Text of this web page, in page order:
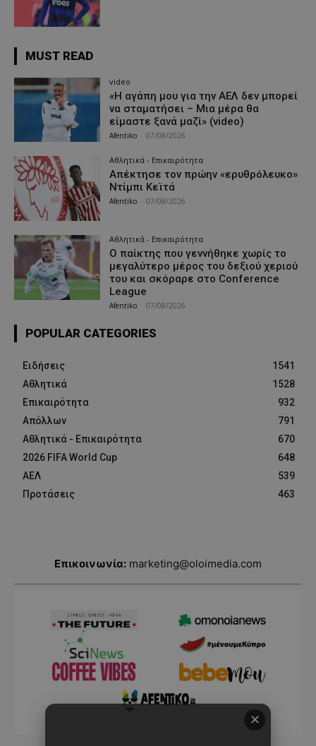
MUST READ
video
«Η αγάπη μου για την ΑΕΛ δεν μπορεί
να σταματήσει – Μια μέρα θα
είμαστε ξανά μαζί» (video)
Afentiko 07/08/2026
Αθλητικά - Επικαιρότητα
Απέκτησε τον πρώην «ερυθρόλευκο»
Ντίμπι Κεϊτά
Afentiko 07/08/2026
Αθλητικά - Επικαιρότητα
Ο παίκτης που γεννήθηκε χωρίς το
μεγαλύτερο μέρος του δεξιού χεριού
του και σκόραρε στο Conference
League
Afentiko 07/08/2026
POPULAR CATEGORIES
Ειδήσεις
1541
Αθλητικά
1528
Επικαιρότητα
932
Απόλλων
791
Αθλητικά - Επικαιρότητα
670
2026 FIFA World Cup
648
ΑΕΛ
539
Προτάσεις
463
Επικοινωνία: marketing@oloimedia.com
✕